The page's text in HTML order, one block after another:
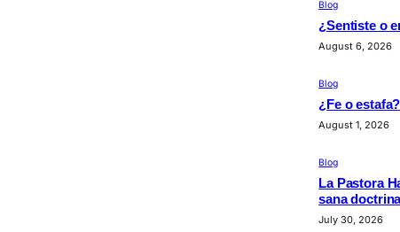
Blog
¿Sentiste o
August 6, 2026
Blog
¿Fe o estafa?
August 1, 2026
Blog
La Pastora
sana
July 30, 2026